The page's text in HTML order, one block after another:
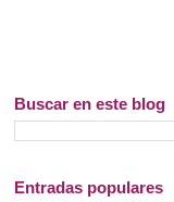
Buscar en este blog
Entradas populares